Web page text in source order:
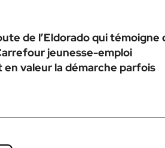
de l’Eldorado qui témoigne
jeunesse-emploi
valeur la démarche parfois